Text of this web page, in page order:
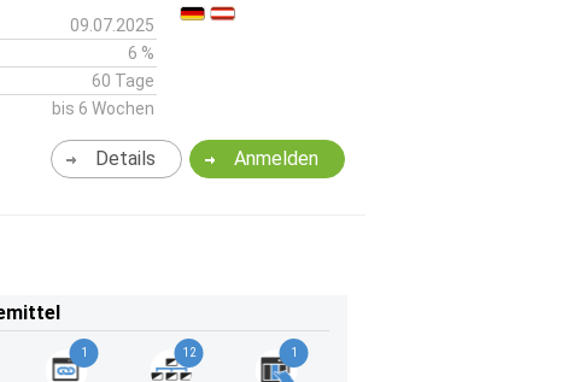
09.07.2025
6 %
60 Tage
bis 6 Wochen
Anmelden
Details
1 12 1